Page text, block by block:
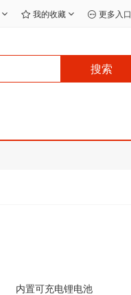
我的收藏 更多入口
搜索
内置可充电锂电池